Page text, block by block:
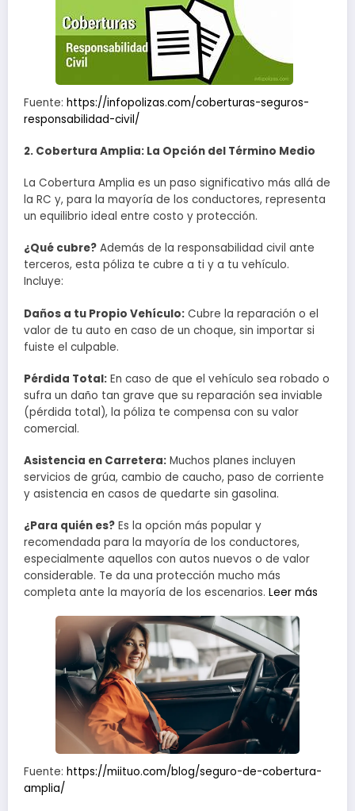
Fuente: https://infopolizas.com/coberturas-seguros-
responsabilidad-civil/
2. Cobertura Amplia: La Opción del Término Medio
La Cobertura Amplia es un paso significativo más allá de
la RC y, para la mayoría de los conductores, representa
un equilibrio ideal entre costo y protección.
¿Qué cubre? Además de la responsabilidad civil ante
terceros, esta póliza te cubre a ti y a tu vehículo.
Incluye:
Daños a tu Propio Vehículo: Cubre la reparación o el
valor de tu auto en caso de un choque, sin importar si
fuiste el culpable.
Pérdida Total: En caso de que el vehículo sea robado o
sufra un daño tan grave que su reparación sea inviable
(pérdida total), la póliza te compensa con su valor
comercial.
Asistencia en Carretera: Muchos planes incluyen
servicios de grúa, cambio de caucho, paso de corriente
y asistencia en casos de quedarte sin gasolina.
¿Para quién es? Es la opción más popular y
recomendada para la mayoría de los conductores,
especialmente aquellos con autos nuevos o de valor
considerable. Te da una protección mucho más
completa ante la mayoría de los escenarios. Leer más
Fuente: https://miituo.com/blog/seguro-de-cobertura-
amplia/